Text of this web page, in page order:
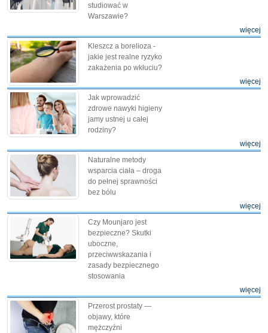
studiować w
Warszawie?
więcej
Kleszcz a borelioza -
jakie jest realne ryzyko
zakażenia po wkłuciu?
więcej
Jak wprowadzić
zdrowe nawyki higieny
jamy ustnej u całej
rodziny?
więcej
Naturalne metody
wsparcia ciała – droga
do pełnej sprawności
bez bólu
więcej
Czy Mounjaro jest
bezpieczne? Skutki
uboczne,
przeciwwskazania i
zasady bezpiecznego
stosowania
więcej
Przerost prostaty —
objawy, które
mężczyźni